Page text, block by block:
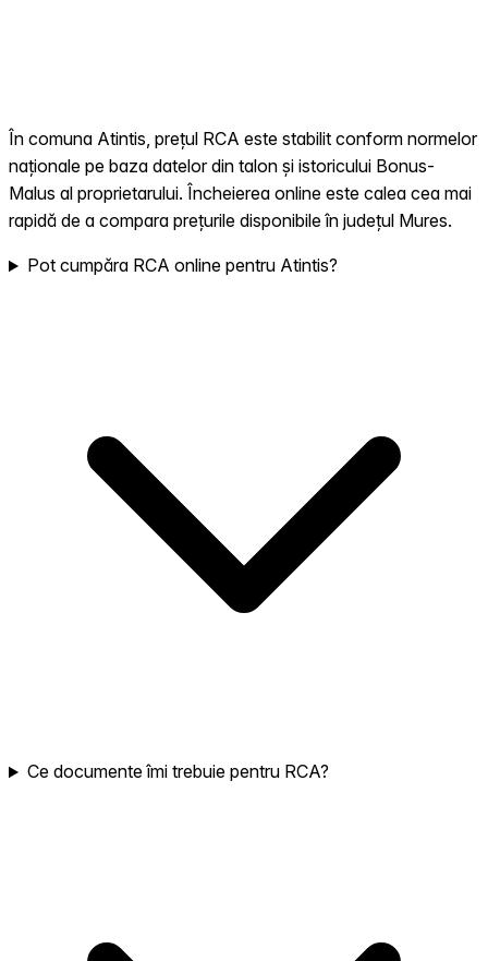
În comuna Atintis, prețul RCA este stabilit conform normelor
naționale pe baza datelor din talon și istoricului Bonus-
Malus al proprietarului. Încheierea online este calea cea mai
rapidă de a compara prețurile disponibile în județul Mures.
Pot cumpăra RCA online pentru Atintis?
Ce documente îmi trebuie pentru RCA?